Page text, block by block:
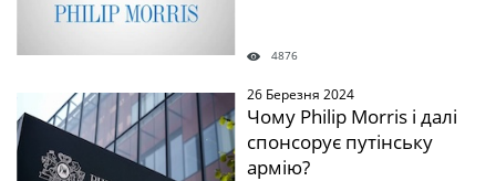
4876
26 Березня 2024
Чому Philip Morris і далі
спонсорує путінську
армію?